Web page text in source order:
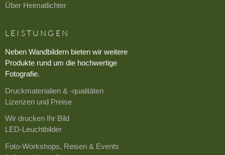
Über Heimatlichter
LEISTUNGEN
Neben Wandbildern bieten wir weitere
Produkte rund um die hochwertige
Fotografie.
Druckmaterialien & -qualitäten
Lizenzen und Preise
Wir drucken Ihr Bild
LED-Leuchtbilder
Foto-Workshops, Reisen & Events